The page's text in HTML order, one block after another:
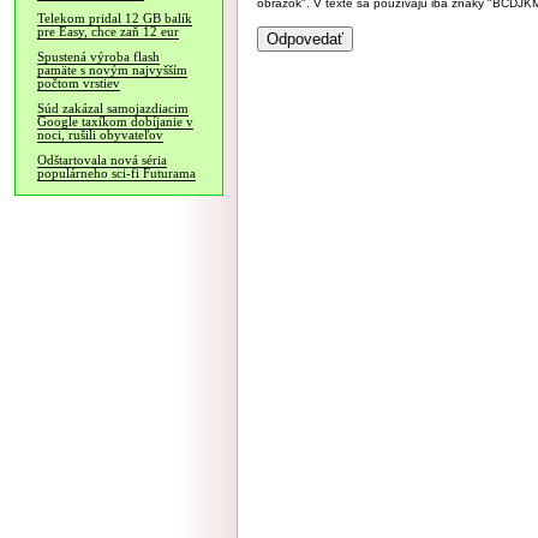
Telekom pridal 12 GB balík
pre Easy, chce zaň 12 eur
Spustená výroba flash
pamäte s novým najvyšším
počtom vrstiev
Súd zakázal samojazdiacim
Google taxíkom dobíjanie v
noci, rušili obyvateľov
Odštartovala nová séria
populárneho sci-fi Futurama
obrázok". V texte sa používajú iba znaky